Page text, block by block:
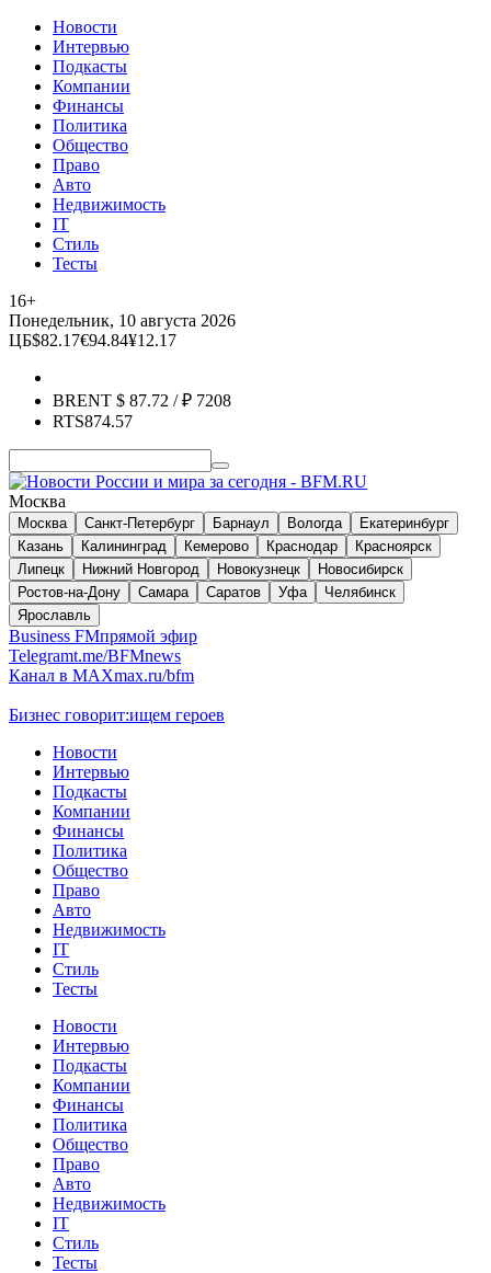
Новости
Интервью
Подкасты
Компании
Финансы
Политика
Общество
Право
Авто
Недвижимость
IT
Стиль
Тесты
16+
Понедельник, 10 августа 2026
ЦБ$82.17€94.84¥12.17
BRENT $ 87.72 / ₽ 7208
RTS874.57
Москва
Москва Санкт-Петербург Барнаул Вологда
Екатеринбург
Казань
Калининград Кемерово Краснодар
Красноярск
Липецк
Нижний Новгород Новокузнецк
Новосибирск
Ростов-на-Дону
Самара Саратов Уфа
Челябинск
Ярославль
Business FMпрямой эфир
Telegramt.me/BFMnews
Канал в MAXmax.ru/bfm
Бизнес говорит:ищем героев
Новости
Интервью
Подкасты
Компании
Финансы
Политика
Общество
Право
Авто
Недвижимость
IT
Стиль
Тесты
Новости
Интервью
Подкасты
Компании
Финансы
Политика
Общество
Право
Авто
Недвижимость
IT
Стиль
Тесты